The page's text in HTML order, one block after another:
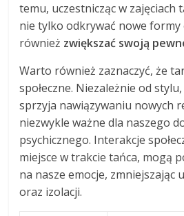
temu, uczestnicząc w zajęciach
nie tylko odkrywać nowe formy
również zwiększać swoją
Warto również zaznaczyć, że
społeczne. Niezależnie od
sprzyja nawiązywaniu nowych
niezwykle ważne dla naszego
psychicznego. Interakcje
miejsce w trakcie tańca, mogą
na nasze emocje, zmniejszając
oraz izolacji.